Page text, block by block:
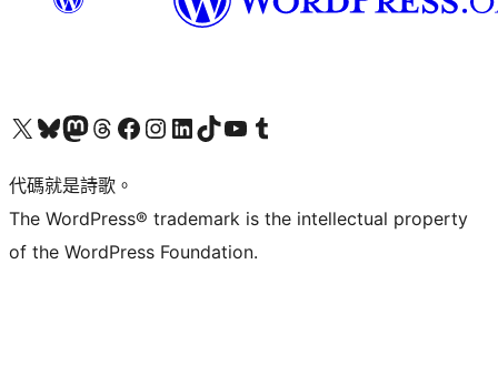
Visit our X (formerly Twitter) account
Visit our Bluesky account
Visit our Mastodon account
Visit our Threads account
訪問我們的 Facebook 專頁Visit our Instagram account
Visit our LinkedIn account
Visit our TikTok account
Visit our YouTube channel
Visit our Tumblr account
代碼就是詩歌。
The WordPress® trademark is the intellectual property
of the WordPress Foundation.